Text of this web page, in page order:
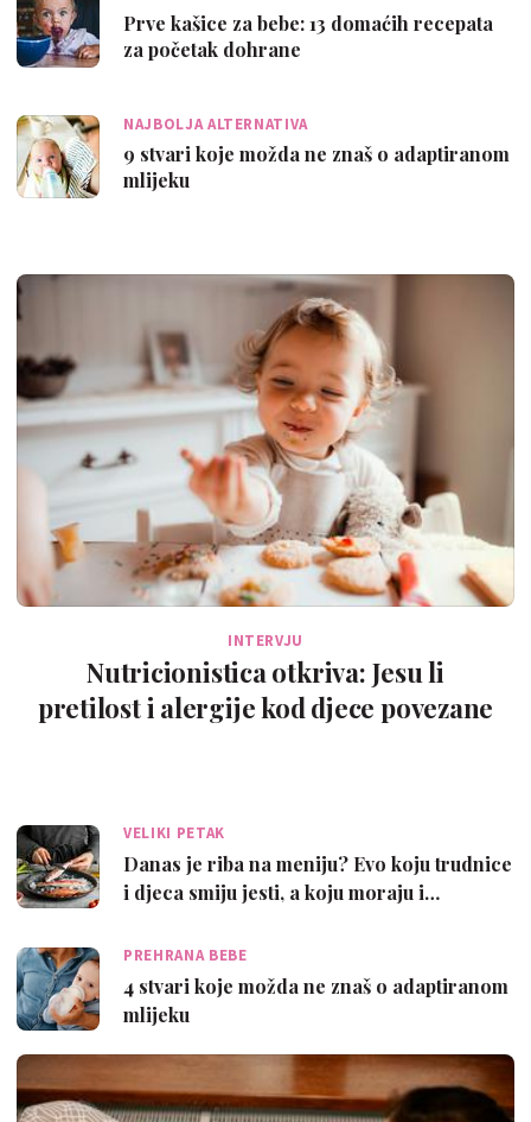
Prve kašice za bebe: 13 domaćih recepata
za početak dohrane
NAJBOLJA ALTERNATIVA
9 stvari koje možda ne znaš o adaptiranom
mlijeku
INTERVJU
Nutricionistica otkriva: Jesu li
pretilost i alergije kod djece povezane
VELIKI PETAK
Danas je riba na meniju? Evo koju trudnice
i djeca smiju jesti, a koju moraju i…
PREHRANA BEBE
4 stvari koje možda ne znaš o adaptiranom
mlijeku